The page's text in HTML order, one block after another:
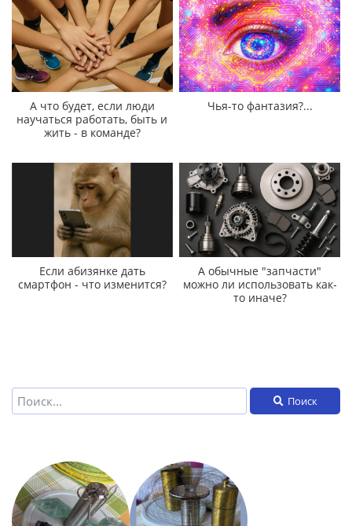
А что будет, если люди
научаться работать, быть и
жить - в команде?
Чья-то фантазия?...
Если абизянке дать
смартфон - что изменится?
А обычные "запчасти"
можно ли использовать как-
то иначе?
Поиск